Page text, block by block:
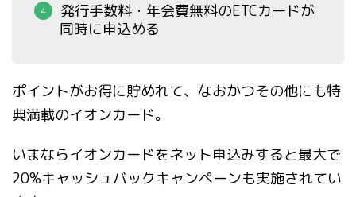
発行手数料・年会費無料のETCカードが
同時に申込める
ポイントがお得に貯めれて、なおかつその他にも特
典満載のイオンカード。
いまならイオンカードをネット申込みすると最大で
20%キャッシュバックキャンペーンも実施されてい